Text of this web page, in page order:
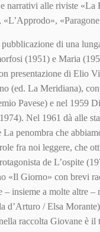
narrativi alle riviste «La
«L’Approdo»,
di una
(1951) e Maria
presentazione di Elio
(ed. La Meridiana),
Pavese) e nel 1959
Nel 1961 dà alle
La penombra che
fra noi leggere, che
de L’ospite
«Il Giorno» con brevi
– insieme a molte altre
d’Arturo / Elsa
raccolta Giovane è il